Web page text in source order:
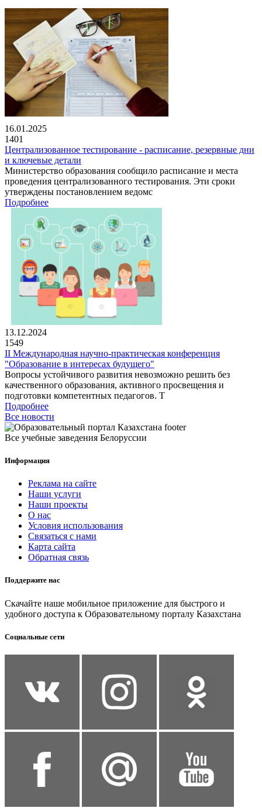
16.01.2025
1401
Централизованное тестирование - расписание, резервные дни
и ключевые детали
Министерство образования сообщило расписание и места
проведения централизованного тестирования. Эти сроки
утверждены постановлением ведомс
Подробнее
13.12.2024
1549
II Международная научно-практическая конференция
"Образование в интересах будущего"
Вопросы устойчивого развития невозможно решить без
качественного образования, активного просвещения и
подготовки компетентных педагогов. Т
Подробнее
Все новости
Все учебные заведения Белоруссии
Информация
Реклама на сайте
Наши услуги
Наши проекты
О нас
Условия использования
Связаться с нами
Карта сайта
Обратная связь
Поддержите нас
Скачайте наше мобильное приложение для быстрого и
удобного доступа к Образовательному порталу Казахстана
Социальные сети